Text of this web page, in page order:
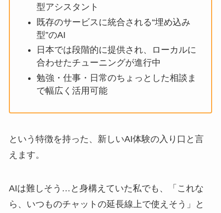
型アシスタント
既存のサービスに統合される“埋め込み
型”のAI
日本では段階的に提供され、ローカルに
合わせたチューニングが進行中
勉強・仕事・日常のちょっとした相談ま
で幅広く活用可能
という特徴を持った、新しいAI体験の入り口と言
えます。
AIは難しそう…と身構えていた私でも、「これな
ら、いつものチャットの延長線上で使えそう」と